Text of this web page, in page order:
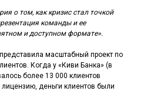
о том, как кризис стал точкой
команды и ее
и доступном формате».
масштабный проект по
Когда у «Киви Банка» (в
более 13 000 клиентов
лицензию, деньги клиентов были